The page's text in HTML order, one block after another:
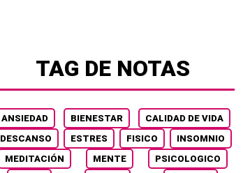
TAG DE NOTAS
ANSIEDAD BIENESTAR
CALIDAD DE VIDA
DESCANSO
ESTRES FISICO
INSOMNIO
MEDITACIÓN
MENTE
PSICOLOGICO